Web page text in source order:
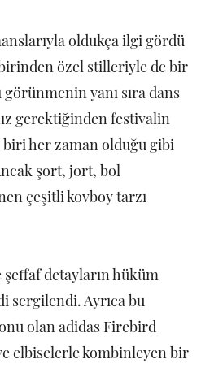
oldukça ilgi gördü
özel stilleriyle de bir
yanı sıra dans
gerektiğinden festivalin
biri her zaman olduğu gibi
şort, jort, bol
çeşitli kovboy tarzı
detayların hüküm
sergilendi. Ayrıca bu
olan adidas Firebird
elbiselerle kombinleyen bir